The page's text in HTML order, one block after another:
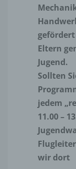
Eltern
Jugend.
Sollten
jedem
11.00 –
wir dort